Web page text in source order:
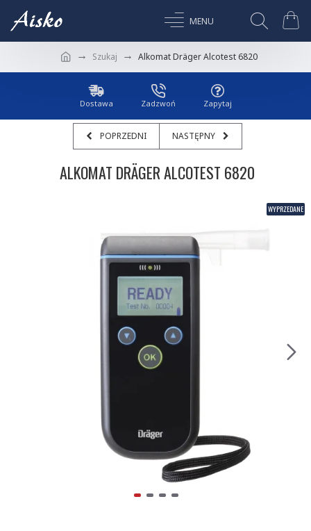
Szukaj Alkomat Dräger Alcotest 6820
Dostawa Zadzwoń Zapytaj
POPRZEDNI NASTĘPNY
ALKOMAT DRÄGER ALCOTEST 6820
WYPRZEDANE